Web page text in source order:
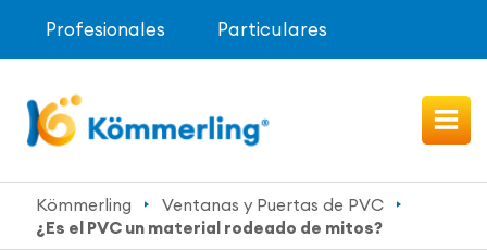
Profesionales Particulares
Kömmerling
Ventanas y Puertas de PVC
¿Es el PVC un material rodeado de mitos?